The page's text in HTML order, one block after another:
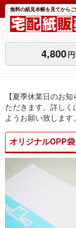
無料の紙見本帳を見てからご
4,800
【夏季休業日のお
ただきます。詳しく
ようお願い致します。
オリジナルOPP袋